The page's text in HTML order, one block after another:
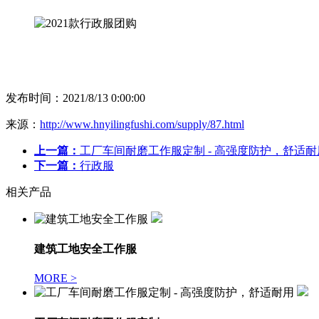
发布时间：2021/8/13 0:00:00
来源： http://www.hnyilingfushi.com/supply/87.html
上一篇： 工厂车间耐磨工作服定制 - 高强度防护，舒适耐
下一篇： 行政服
相关产品
建筑工地安全工作服
MORE >